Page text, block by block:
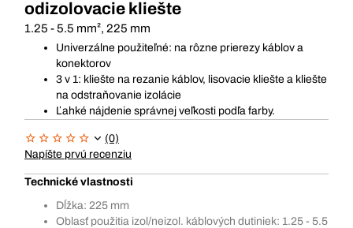
odizolovacie kliešte
1.25 - 5.5 mm², 225 mm
Univerzálne použiteľné: na rôzne prierezy káblov a
konektorov
3 v 1: kliešte na rezanie káblov, lisovacie kliešte a kliešte
na odstraňovanie izolácie
Ľahké nájdenie správnej veľkosti podľa farby.
(0)
Napíšte prvú recenziu
Technické vlastnosti
Dĺžka: 225 mm
Oblasť použitia izol/neizol. káblových dutiniek: 1.25 - 5.5